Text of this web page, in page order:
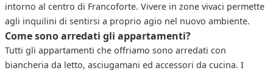
intorno al centro di Francoforte. Vivere in zone vivaci permette
agli inquilini di sentirsi a proprio agio nel nuovo ambiente.
Come sono arredati gli appartamenti?
Tutti gli appartamenti che offriamo sono arredati con
biancheria da letto, asciugamani ed accessori da cucina. I